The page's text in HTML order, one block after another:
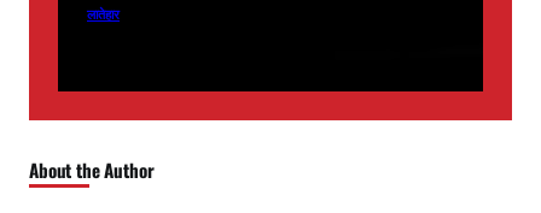
लातेहार
About the Author